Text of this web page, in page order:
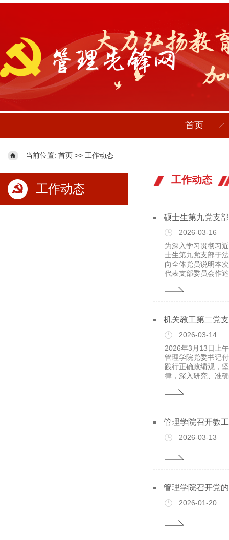
首页
当前位置: 首页 >> 工作动态
工作动态
工作动态
硕士生第九党支
2026-03-16
为深入学习贯彻习
士生第九党支部于
向全体党员说明本
代表支部委员会作
机关教工第二党
2026-03-14
2026年3月13日上
管理学院党委书记
践行正确政绩观，
律，深入研究、准
管理学院召开教
2026-03-13
管理学院召开党
2026-01-20